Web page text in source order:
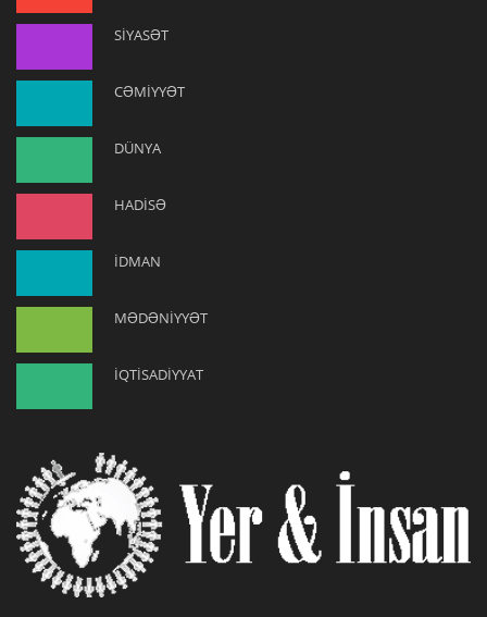
SİYASƏT
CƏMİYYƏT
DÜNYA
HADİSƏ
İDMAN
MƏDƏNİYYƏT
İQTİSADİYYAT